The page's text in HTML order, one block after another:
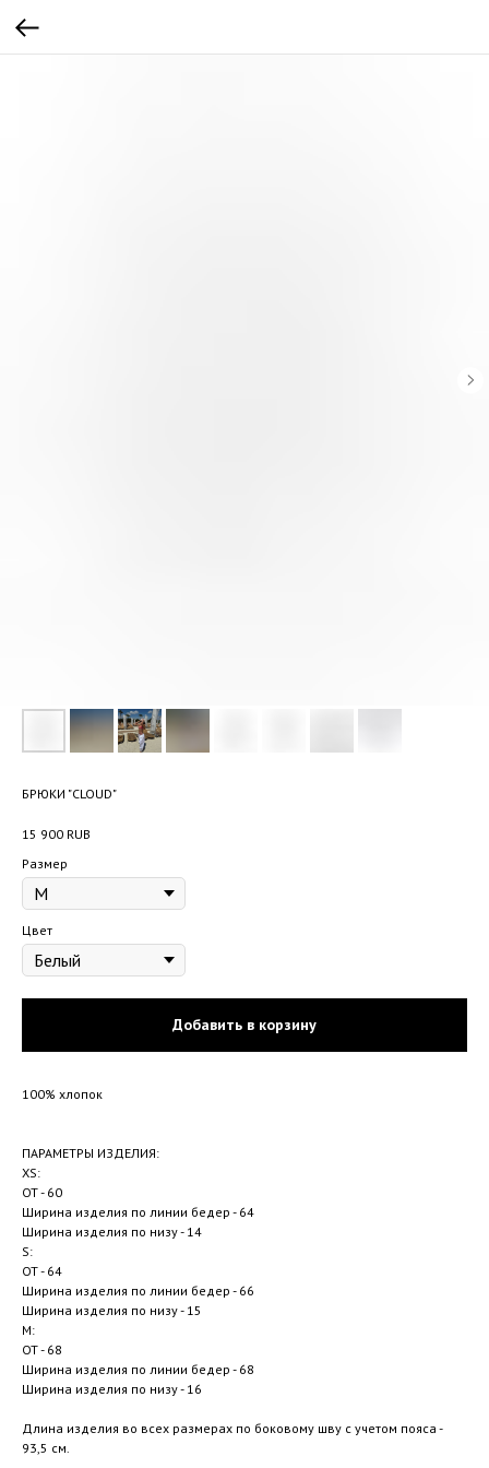
БРЮКИ "CLOUD"
15 900 RUB
Размер
Цвет
Добавить в корзину
100% хлопок
ПАРАМЕТРЫ ИЗДЕЛИЯ:
XS:
ОТ - 60
Ширина изделия по линии бедер - 64
Ширина изделия по низу - 14
S:
ОТ - 64
Ширина изделия по линии бедер - 66
Ширина изделия по низу - 15
M:
ОТ - 68
Ширина изделия по линии бедер - 68
Ширина изделия по низу - 16
Длина изделия во всех размерах по боковому шву с учетом пояса -
93,5 см.